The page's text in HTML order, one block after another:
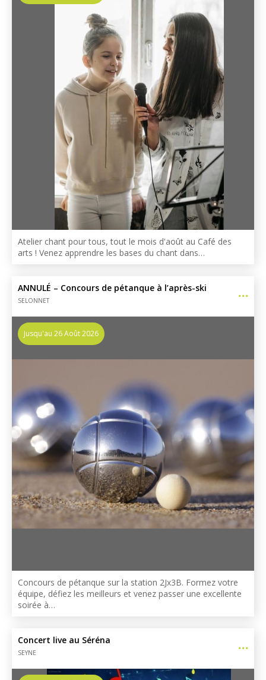
Atelier chant pour tous, tout le mois d'août au Café des
arts ! Venez apprendre les bases du chant dans…
ANNULÉ – Concours de pétanque à l’après-ski
SELONNET
Jusqu'au 26 Août 2026
Concours de pétanque sur la station 2Jx3B. Formez votre
équipe, défiez les meilleurs et venez passer une excellente
soirée à…
Concert live au Séréna
SEYNE